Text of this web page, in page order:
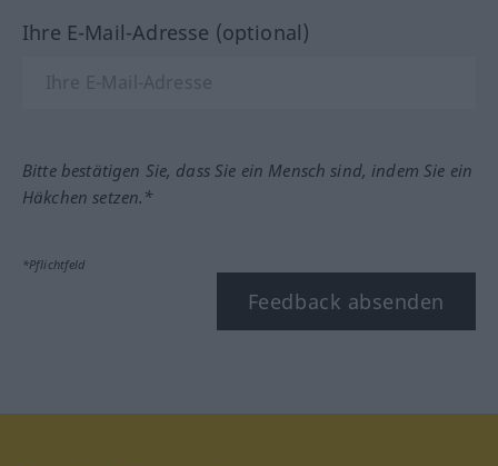
Ihre E-Mail-Adresse (optional)
Bitte bestätigen Sie, dass Sie ein Mensch sind, indem Sie ein
Häkchen setzen.*
*Pflichtfeld
Feedback absenden